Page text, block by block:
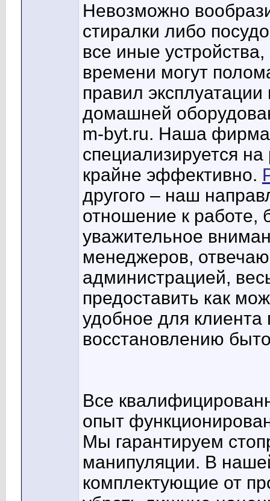
Невозможно
стиралки либо
все иные
времени могут
правил
домашней
m-byt.ru. Наша
специализируется
крайне эффективно.
другого – наш
отношение к работе,
уважительное
менеджеров,
администрацией,
предоставить как
удобное для
восстановлению
Все
опыт
Мы гарантируем
манипуляции. В
комплектующие от